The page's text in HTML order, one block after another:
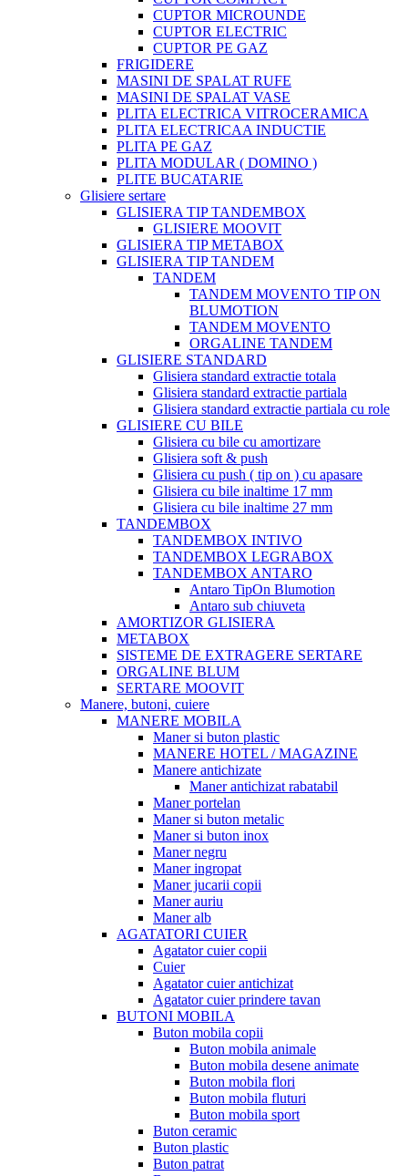
CUPTOR MICROUNDE
CUPTOR ELECTRIC
CUPTOR PE GAZ
FRIGIDERE
MASINI DE SPALAT RUFE
MASINI DE SPALAT VASE
PLITA ELECTRICA VITROCERAMICA
PLITA ELECTRICAA INDUCTIE
PLITA PE GAZ
PLITA MODULAR ( DOMINO )
PLITE BUCATARIE
Glisiere sertare
GLISIERA TIP TANDEMBOX
GLISIERE MOOVIT
GLISIERA TIP METABOX
GLISIERA TIP TANDEM
TANDEM
TANDEM MOVENTO TIP ON
BLUMOTION
TANDEM MOVENTO
ORGALINE TANDEM
GLISIERE STANDARD
Glisiera standard extractie totala
Glisiera standard extractie partiala
Glisiera standard extractie partiala cu role
GLISIERE CU BILE
Glisiera cu bile cu amortizare
Glisiera soft & push
Glisiera cu push ( tip on ) cu apasare
Glisiera cu bile inaltime 17 mm
Glisiera cu bile inaltime 27 mm
TANDEMBOX
TANDEMBOX INTIVO
TANDEMBOX LEGRABOX
TANDEMBOX ANTARO
Antaro TipOn Blumotion
Antaro sub chiuveta
AMORTIZOR GLISIERA
METABOX
SISTEME DE EXTRAGERE SERTARE
ORGALINE BLUM
SERTARE MOOVIT
Manere, butoni, cuiere
MANERE MOBILA
Maner si buton plastic
MANERE HOTEL / MAGAZINE
Manere antichizate
Maner antichizat rabatabil
Maner portelan
Maner si buton metalic
Maner si buton inox
Maner negru
Maner ingropat
Maner jucarii copii
Maner auriu
Maner alb
AGATATORI CUIER
Agatator cuier copii
Cuier
Agatator cuier antichizat
Agatator cuier prindere tavan
BUTONI MOBILA
Buton mobila copii
Buton mobila animale
Buton mobila desene animate
Buton mobila flori
Buton mobila fluturi
Buton mobila sport
Buton ceramic
Buton plastic
Buton patrat